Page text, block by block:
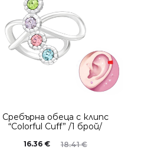
Сребърнa oбеца с клипс
“Colorful Cuff” /1 брой/
18.41€
16.36 €